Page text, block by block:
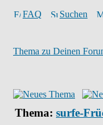
FAQ Suchen
Thema zu Deinen
Thema: surfe-